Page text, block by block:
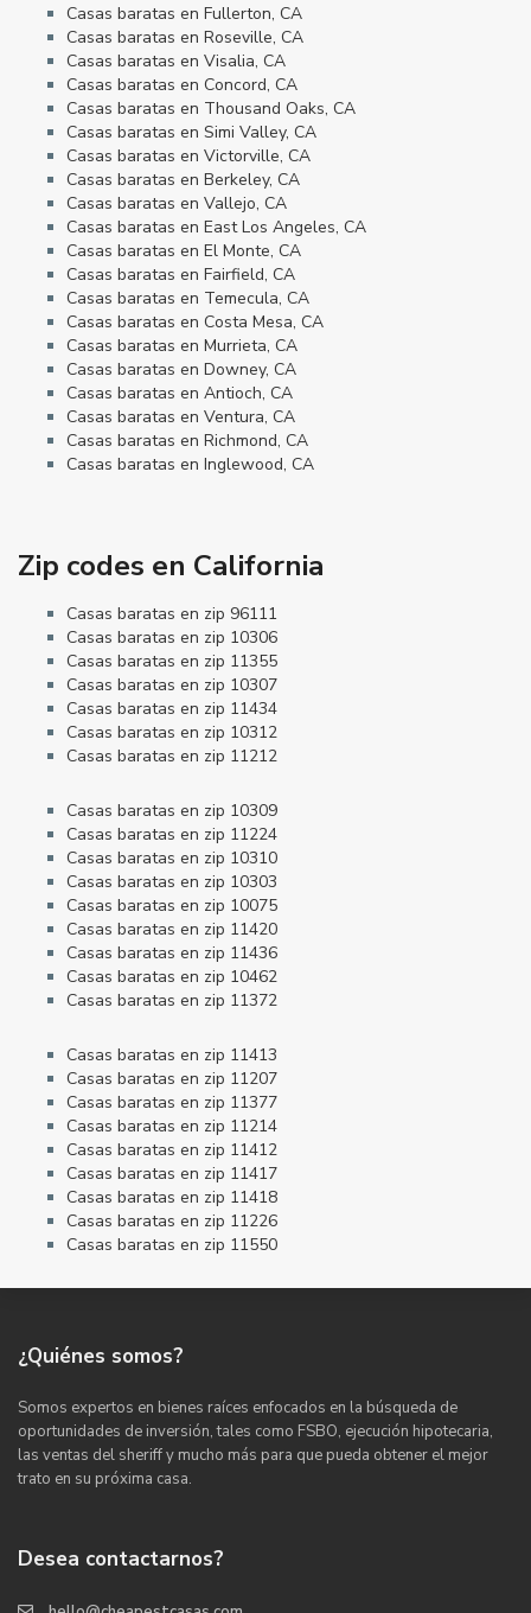
Casas baratas en Fullerton, CA
Casas baratas en Roseville, CA
Casas baratas en Visalia, CA
Casas baratas en Concord, CA
Casas baratas en Thousand Oaks, CA
Casas baratas en Simi Valley, CA
Casas baratas en Victorville, CA
Casas baratas en Berkeley, CA
Casas baratas en Vallejo, CA
Casas baratas en East Los Angeles, CA
Casas baratas en El Monte, CA
Casas baratas en Fairfield, CA
Casas baratas en Temecula, CA
Casas baratas en Costa Mesa, CA
Casas baratas en Murrieta, CA
Casas baratas en Downey, CA
Casas baratas en Antioch, CA
Casas baratas en Ventura, CA
Casas baratas en Richmond, CA
Casas baratas en Inglewood, CA
Zip codes en California
Casas baratas en zip 96111
Casas baratas en zip 10306
Casas baratas en zip 11355
Casas baratas en zip 10307
Casas baratas en zip 11434
Casas baratas en zip 10312
Casas baratas en zip 11212
Casas baratas en zip 10309
Casas baratas en zip 11224
Casas baratas en zip 10310
Casas baratas en zip 10303
Casas baratas en zip 10075
Casas baratas en zip 11420
Casas baratas en zip 11436
Casas baratas en zip 10462
Casas baratas en zip 11372
Casas baratas en zip 11413
Casas baratas en zip 11207
Casas baratas en zip 11377
Casas baratas en zip 11214
Casas baratas en zip 11412
Casas baratas en zip 11417
Casas baratas en zip 11418
Casas baratas en zip 11226
Casas baratas en zip 11550
¿Quiénes somos?
Somos expertos en bienes raíces enfocados en la búsqueda de
oportunidades de inversión, tales como FSBO, ejecución hipotecaria,
las ventas del sheriff y mucho más para que pueda obtener el mejor
trato en su próxima casa.
Desea contactarnos?